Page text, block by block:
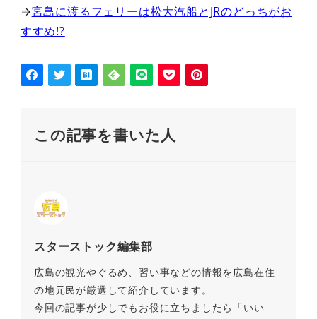
⇒宮島に渡るフェリーは松大汽船とJRのどっちがお
すすめ!?
この記事を書いた人
スターストック編集部
広島の観光やぐるめ、習い事などの情報を広島在住
の地元民が厳選して紹介しています。
今回の記事が少しでもお役に立ちましたら「いい